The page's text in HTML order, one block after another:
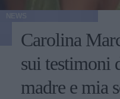
Carolina
sui testimoni
madre e mia